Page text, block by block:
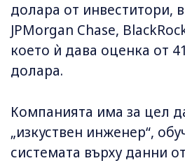
долара от инвеститори,
JPMorgan Chase,
което ѝ дава оценка от
долара.
Компанията има за цел
„изкуствен инженер“,
системата върху данни